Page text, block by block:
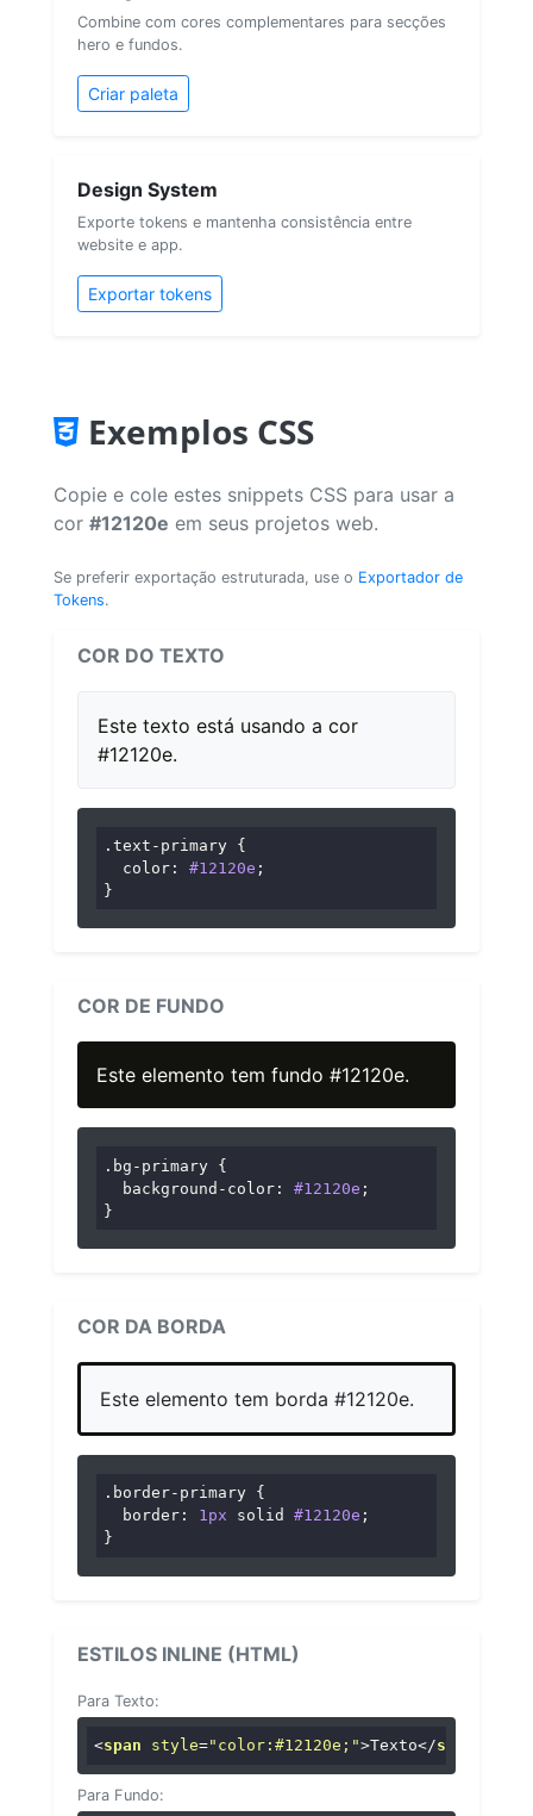
Combine com cores complementares para secções
hero e fundos.
Criar paleta
Design System
Exporte tokens e mantenha consistência entre
website e app.
Exportar tokens
Exemplos CSS
Copie e cole estes snippets CSS para usar a
cor #12120e em seus projetos web.
Se preferir exportação estruturada, use o Exportador de
Tokens.
COR DO TEXTO
Este texto está usando a cor
#12120e.
.text-primary {
color : #12120e ;
}
COR DE FUNDO
Este elemento tem fundo #12120e.
.bg-primary {
background-color : #12120e ;
}
COR DA BORDA
Este elemento tem borda #12120e.
.border-primary {
border : 1px solid #12120e ;
}
ESTILOS INLINE (HTML)
Para Texto:
<span style="color:#12120e;">Texto</span
Para Fundo: